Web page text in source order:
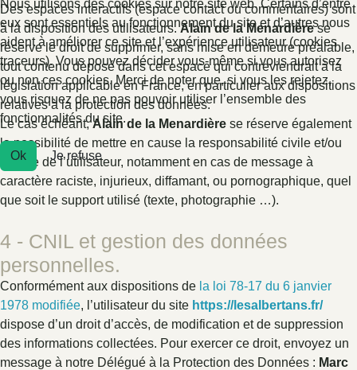
Des espaces interactifs (espace contact ou commentaires) sont
à la disposition des utilisateurs.Alain de la Menardièrese
réserve le droit de supprimer, sans mise en demeure préalable,
tout contenu déposé dans cet espace qui contreviendrait à la
législation applicable en France, en particulier aux dispositions
relatives à la protection des données.
Le cas échéant,Alain de la Menardière se réserve également
la possibilité de mettre en cause la responsabilité civile et/ou
pénale de l’utilisateur, notamment en cas de message à
caractère raciste, injurieux, diffamant, ou pornographique, quel
que soit le support utilisé (texte, photographie …).
4 - CNIL et gestion des données
personnelles.
Conformément aux dispositions de la loi 78-17 du 6 janvier
1978 modifiée, l’utilisateur du site https://lesalbertans.fr/
dispose d’un droit d’accès, de modification et de suppression
des informations collectées. Pour exercer ce droit, envoyez un
message à notre Délégué à la Protection des Données : Marc
Nous utilisons des cookies sur notre site web. Certains d’entre
eux sont essentiels au fonctionnement du site et d’autres nous
aident à améliorer ce site et l’expérience utilisateur (cookies
traceurs). Vous pouvez décider vous-même si vous autorisez
ou non ces cookies. Merci de noter que, si vous les rejetez,
vous risquez de ne pas pouvoir utiliser l’ensemble des
fonctionnalités du site.
Ok Je refuse